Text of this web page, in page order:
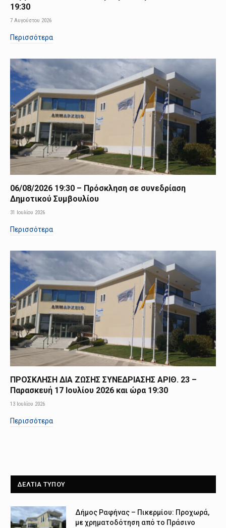
19:30
7 Αυγούστου 2026
Περισσότερα
06/08/2026 19:30 – Πρόσκληση σε συνεδρίαση
Δημοτικού Συμβουλίου
31 Ιουλίου 2026
Περισσότερα
ΠΡΟΣΚΛΗΣΗ ΔΙΑ ΖΩΣΗΣ ΣΥΝΕΔΡΙΑΣΗΣ ΑΡΙΘ. 23 –
Παρασκευή 17 Ιουλίου 2026 και ώρα 19:30
13 Ιουλίου 2026
Περισσότερα
ΔΕΛΤΙΑ ΤΥΠΟΥ
Δήμος Ραφήνας – Πικερμίου: Προχωρά,
με χρηματοδότηση από το Πράσινο